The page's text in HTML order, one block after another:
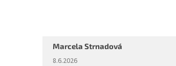
Marcela Strnadová
Hodnocení obchodu je 5 z 5 hvězdiček.
8.6.2026